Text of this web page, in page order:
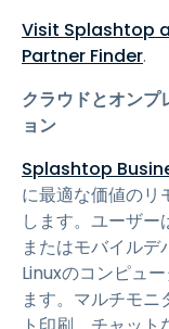
Visit Splashtop
Partner Finder.
クラウドとオンプ
ョン
Splashtop
に最適な価値のリ
します。ユーザー
またはモバイル
Linuxのコンピュ
ます。マルチモ